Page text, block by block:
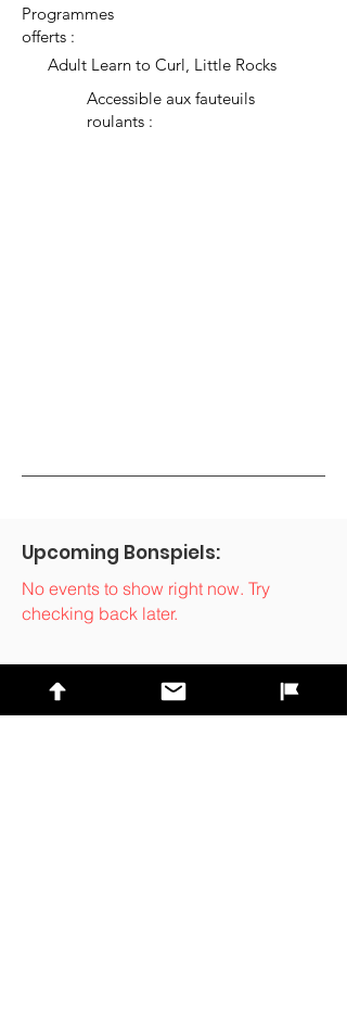
Programmes
offerts :
Adult Learn to Curl, Little Rocks
Accessible aux fauteuils
roulants :
Upcoming Bonspiels:
No events to show right now. Try
checking back later.
Previous